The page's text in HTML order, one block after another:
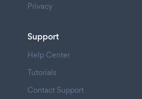
Privacy
Support
Help Center
Tutorials
Contact Support